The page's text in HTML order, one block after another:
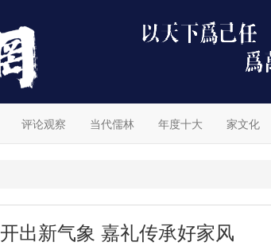
评论观察 当代儒林 年度十大 家文化
出新气象 嘉礼传承好家风